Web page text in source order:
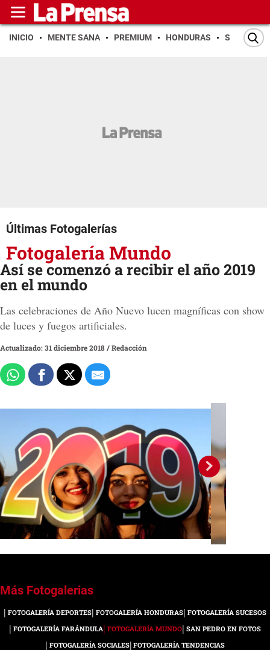
INICIO MENTE SANA PREMIUM HONDURAS SAN PEDRO
Últimas Fotogalerías
Fotogalería Mundo
Así se comenzó a recibir el año 2019
en el mundo
Las celebraciones de Año Nuevo lucen magníficas con show
de luces y fuegos artificiales.
Actualizado: 31 diciembre 2018/Redacción
1 / 8
las celebraciones de Año Nuevo
diciembre de 2018.
FOTOGALERÍA DEPORTES FOTOGALERÍA HONDURAS FOTOGALERÍA SUCESOS
FOTOGALERÍA FARÁNDULA FOTOGALERÍA MUNDO SAN PEDRO EN FOTOS
FOTOGALERÍA SOCIALES FOTOGALERÍA TENDENCIAS